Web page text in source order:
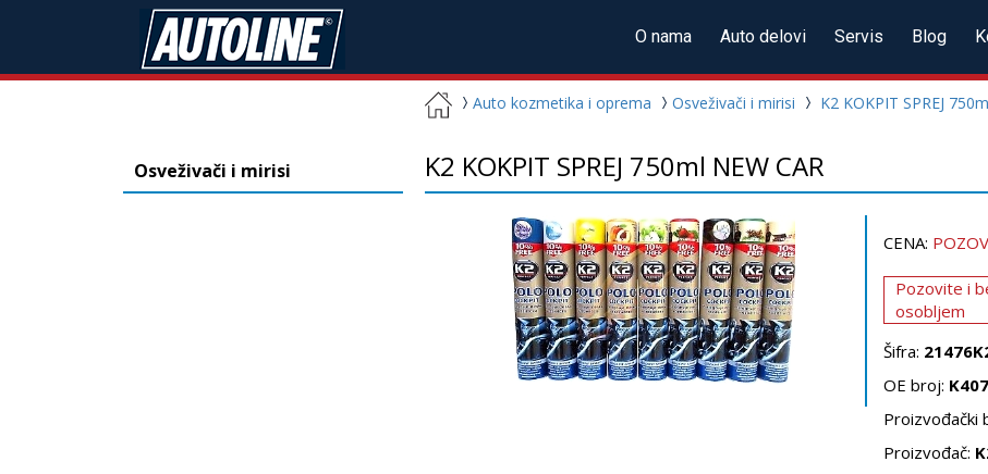
O nama Auto delovi Servis Blog
Osveživači i mirisi
Auto kozmetika i oprema Osveživači i mirisi K2 KOKPIT SPREJ
K2 KOKPIT SPREJ 750ml NEW CAR
CENA:
Pozovite i
osobljem
Šifra:
OE broj:
Proizvođački
Proizvođač: